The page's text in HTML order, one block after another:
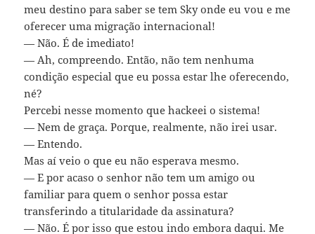
meu destino para saber se tem Sky onde eu vou e me
oferecer uma migração internacional!
— Não. É de imediato!
— Ah, compreendo. Então, não tem nenhuma
condição especial que eu possa estar lhe oferecendo,
né?
Percebi nesse momento que hackeei o sistema!
— Nem de graça. Porque, realmente, não irei usar.
— Entendo.
Mas aí veio o que eu não esperava mesmo.
— E por acaso o senhor não tem um amigo ou
familiar para quem o senhor possa estar
transferindo a titularidade da assinatura?
— Não. É por isso que estou indo embora daqui. Me